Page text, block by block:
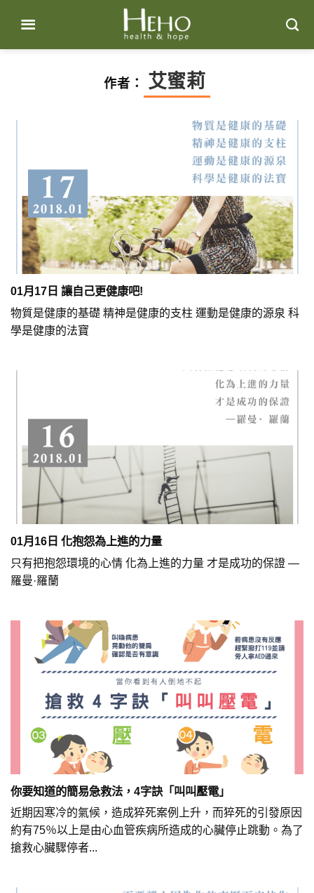
content
作者： 艾蜜莉
01月17日 讓自己更健康吧!
物質是健康的基礎 精神是健康的支柱 運動是健康的源泉 科
學是健康的法寶
01月16日 化抱怨為上進的力量
只有把抱怨環境的心情 化為上進的力量 才是成功的保證 —
羅曼·羅蘭
你要知道的簡易急救法，4字訣「叫叫壓電」
近期因寒冷的氣候，造成猝死案例上升，而猝死的引發原因
約有75％以上是由心血管疾病所造成的心臟停止跳動。為了
搶救心臟驟停者...